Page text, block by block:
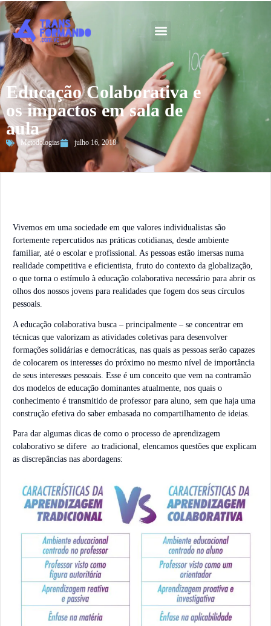
Educação Colaborativa e
os impactos em sala de
aula
Metodologias julho 16, 2018
Vivemos em uma sociedade em que valores individualistas são
fortemente repercutidos nas práticas cotidianas, desde ambiente
familiar, até o escolar e profissional. As pessoas estão imersas numa
realidade competitiva e eficientista, fruto do contexto da globalização,
o que torna o estímulo à educação colaborativa necessário para abrir os
olhos dos nossos jovens para realidades que fogem dos seus círculos
pessoais.
A educação colaborativa busca – principalmente – se concentrar em
técnicas que valorizam as atividades coletivas para desenvolver
formações solidárias e democráticas, nas quais as pessoas serão capazes
de colocarem os interesses do próximo no mesmo nível de importância
de seus interesses pessoais. Esse é um conceito que vem na contramão
dos modelos de educação dominantes atualmente, nos quais o
conhecimento é transmitido de professor para aluno, sem que haja uma
construção efetiva do saber embasada no compartilhamento de ideias.
Para dar algumas dicas de como o processo de aprendizagem
colaborativo se difere ao tradicional, elencamos questões que explicam
as discrepâncias nas abordagens: